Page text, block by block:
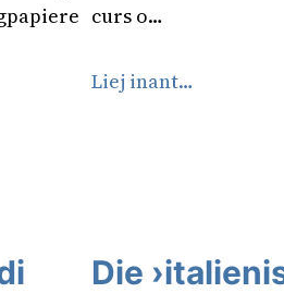
curs o…
Liej inant…
Die